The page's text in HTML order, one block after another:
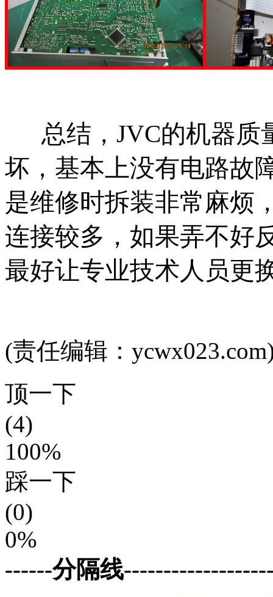
总结，JVC的机器质
坏，基本上没有电路故
是维修时拆装非常麻烦
连接较多，如果弄不好
最好让专业技术人员更
(责任编辑：
顶一下
(4)
100%
踩一下
(0)
0%
------分隔线